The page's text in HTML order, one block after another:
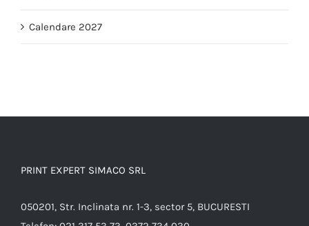
Calendare 2027
PRINT EXPERT SIMACO SRL
050201, Str. Inclinata nr. 1-3, sector 5, BUCURESTI